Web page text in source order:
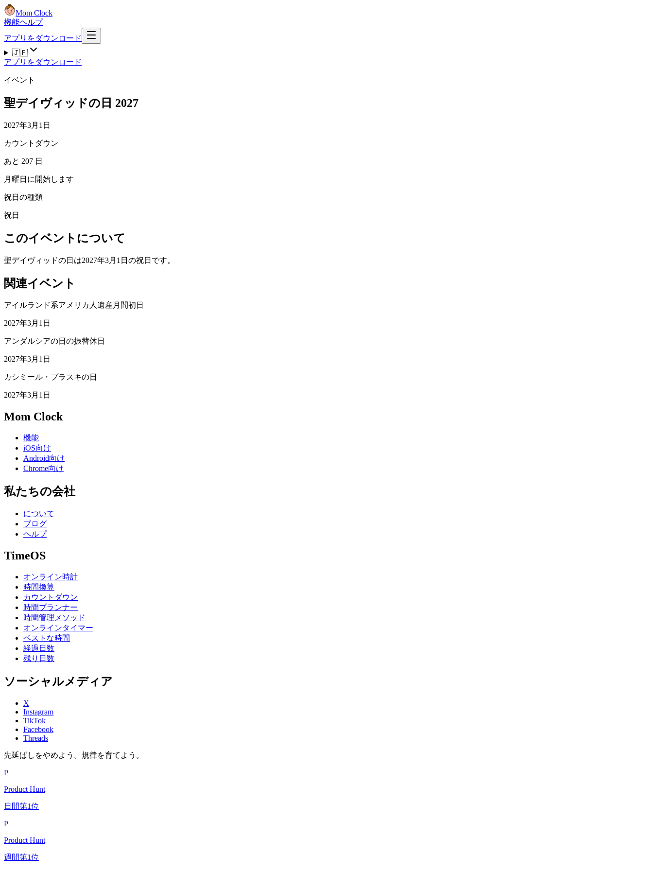
Mom Clock
機能ヘルプ
アプリをダウンロード
🇯🇵
アプリをダウンロード
イベント
聖デイヴィッドの日 2027
2027年3月1日
カウントダウン
あと 207 日
月曜日に開始します
祝日の種類
祝日
このイベントについて
聖デイヴィッドの日は2027年3月1日の祝日です。
関連イベント
アイルランド系アメリカ人遺産月間初日
2027年3月1日
アンダルシアの日の振替休日
2027年3月1日
カシミール・プラスキの日
2027年3月1日
Mom Clock
機能
iOS向け
Android向け
Chrome向け
私たちの会社
について
ブログ
ヘルプ
TimeOS
オンライン時計
時間換算
カウントダウン
時間プランナー
時間管理メソッド
オンラインタイマー
ベストな時間
経過日数
残り日数
ソーシャルメディア
X
Instagram
TikTok
Facebook
Threads
先延ばしをやめよう。規律を育てよう。
P
Product Hunt
日間第1位
P
Product Hunt
週間第1位